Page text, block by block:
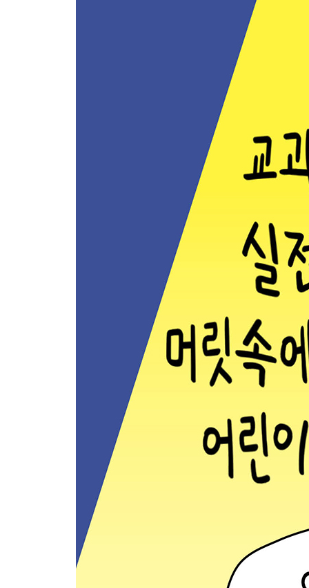
찌개 vs 찌게 / 오뚝이 vs 오뚜기 / 휴게소 vs 휴계
/ 쇠다 vs 세다 / 숨바꼭질 vs 숨박꼭질 / 으스스하
ㆍ 야코와 함께 노래를 : 당신의 아침을 깨우는 노래
4장 : 차마 웃을 수 없는 맞춤법
쉬엄쉬엄하다 vs 시험시험하다 / 환골탈태 vs 환
예닐곱 vs 여닐곱 / 고정 관념 vs 고정 간염 / 날개
ㆍ 야코와 함께 노래를 : 맞춤법 다 틀리는 노래